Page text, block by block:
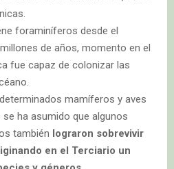
foraminíferos desde el
de años, momento en el
fue capaz de colonizar las
mamíferos y aves
ha asumido que algunos
también lograron sobrevivir
en el Terciario un